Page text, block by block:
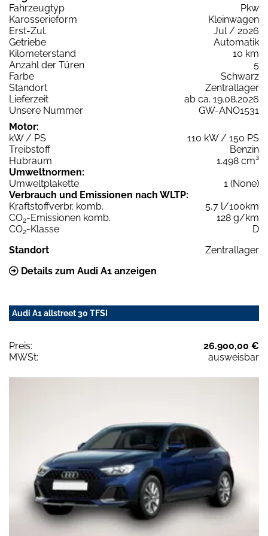
Fahrzeugtyp
Pkw
Karosserieform
Kleinwagen
Erst-Zul.
Jul / 2026
Getriebe
Automatik
Kilometerstand
10 km
Anzahl der Türen
5
Farbe
Schwarz
Standort
Zentrallager
Lieferzeit
ab ca. 19.08.2026
Unsere Nummer
GW-ANO1531
Motor:
kW / PS
110 kW / 150 PS
Treibstoff
Benzin
Hubraum
1.498 cm³
Umweltnormen:
Umweltplakette
1 (None)
Verbrauch und Emissionen nach WLTP:
Kraftstoffverbr. komb.
5,7 l/100km
CO2-Emissionen komb.
128 g/km
CO2-Klasse
D
Standort
Zentrallager
Details zum Audi A1 anzeigen
Audi A1 allstreet 30 TFSI
Preis:
26.900,00 €
MWSt:
ausweisbar